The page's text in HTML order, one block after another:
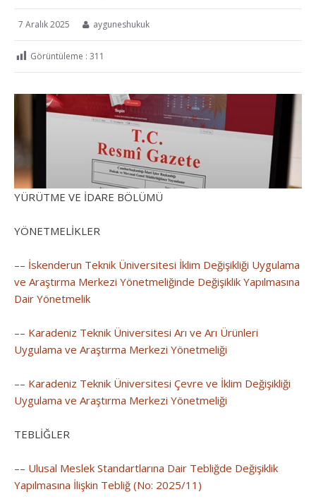
7 Aralık 2025 ayguneshukuk
Görüntüleme : 311
YÜRÜTME VE İDARE BÖLÜMÜ
YÖNETMELİKLER
–– İskenderun Teknik Üniversitesi İklim Değişikliği Uygulama
ve Araştırma Merkezi Yönetmeliğinde Değişiklik Yapılmasına
Dair Yönetmelik
–– Karadeniz Teknik Üniversitesi Arı ve Arı Ürünleri
Uygulama ve Araştırma Merkezi Yönetmeliği
–– Karadeniz Teknik Üniversitesi Çevre ve İklim Değişikliği
Uygulama ve Araştırma Merkezi Yönetmeliği
TEBLİĞLER
–– Ulusal Meslek Standartlarına Dair Tebliğde Değişiklik
Yapılmasına İlişkin Tebliğ (No: 2025/11)